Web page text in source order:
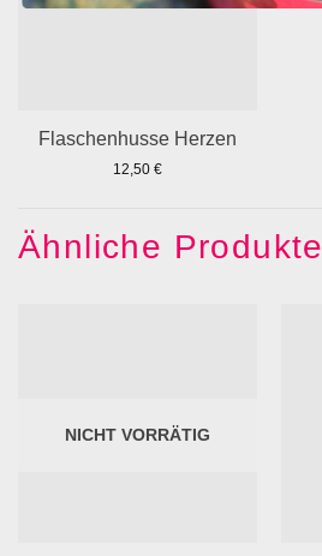
Flaschenhusse Herzen
12,50 €
Ähnliche Produkte
NICHT VORRÄTIG